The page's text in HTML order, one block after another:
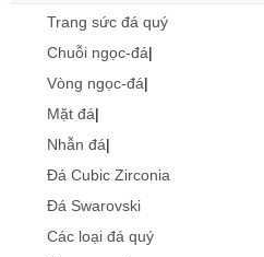
Trang sức đá quý
Chuỗi ngọc-đá|
Vòng ngọc-đá|
Mặt đá|
Nhẫn đá|
Đá Cubic Zirconia
Đá Swarovski
Các loại đá quý